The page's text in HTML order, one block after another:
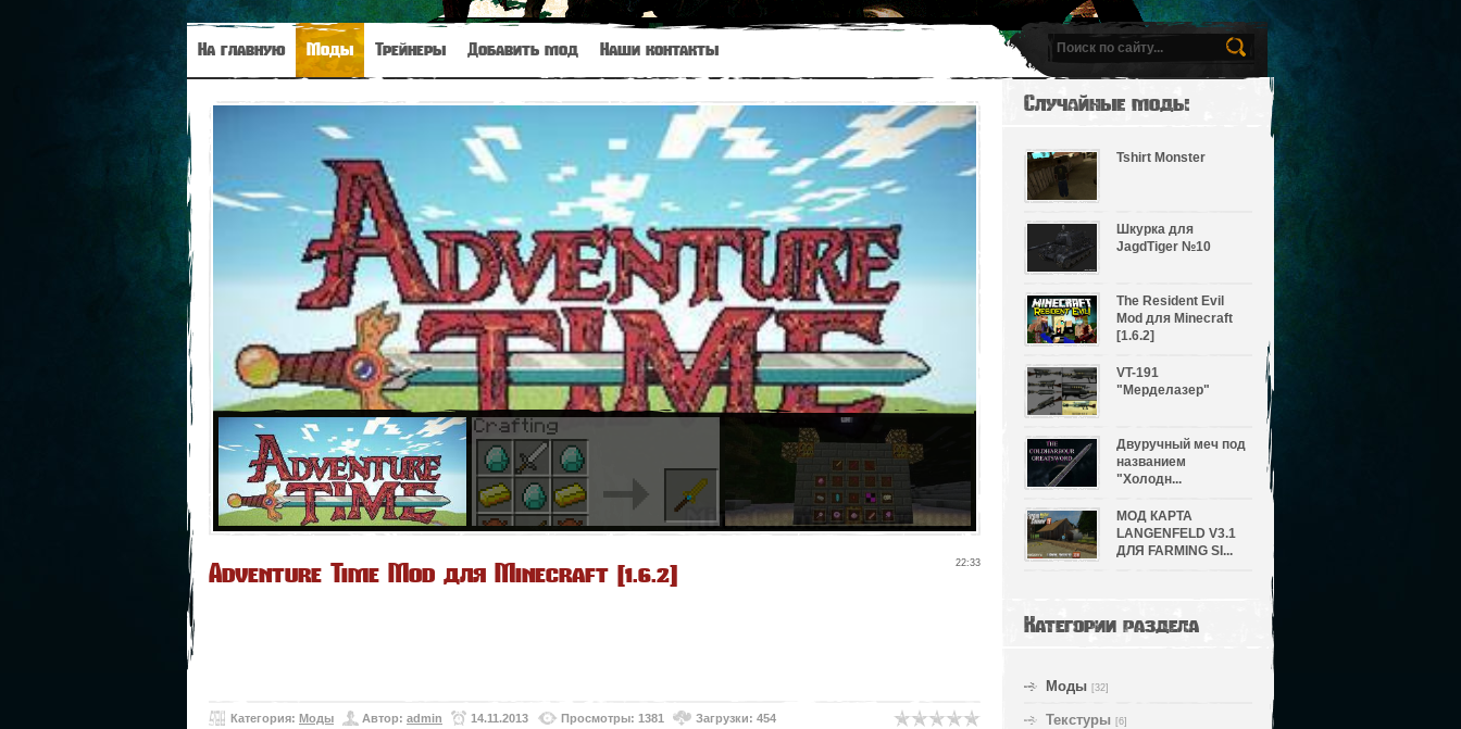
На главную Моды Трейнеры Добавить мод Наши контакты
22:33
Adventure Time Mod для Minecraft [1.6.2]
Категория: Моды Автор: admin 14.11.2013 Просмотры: 1381 Загрузки: 454
Случайные моды
Tshirt Monster
Шкурка для
JagdTiger №10
The Resident Evil
Mod для Minecraft
[1.6.2]
VT-191
"Мерделазер"
Двуручный меч под
названием
"Холодн...
МОД КАРТА
LANGENFELD V3.1
ДЛЯ FARMING SI...
Категории раздела
Моды [32]
Текстуры [6]